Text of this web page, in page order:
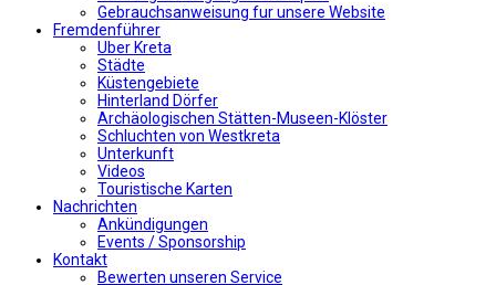
Gebrauchsanweisung fur unsere Website
Fremdenführer
Uber Kreta
Städte
Küstengebiete
Hinterland Dörfer
Archäologischen Stätten-Museen-Klöster
Schluchten von Westkreta
Unterkunft
Videos
Touristische Karten
Nachrichten
Ankündigungen
Events / Sponsorship
Kontakt
Bewerten unseren Service